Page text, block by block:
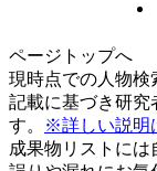
ページトップへ
現時点での人物検
記載に基づき研究
す。
※詳しい説明
成果物リストには